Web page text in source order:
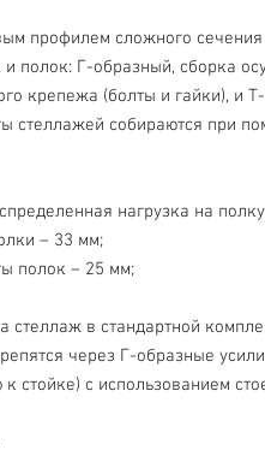
профилем сложного
и полок: Г-образный, сборка
крепежа (болты и гайки), и
стеллажей собираются при
нагрузка на
– 33 мм;
полок – 25 мм;
стеллаж в стандартной
через Г-образные
стойке) с использованием